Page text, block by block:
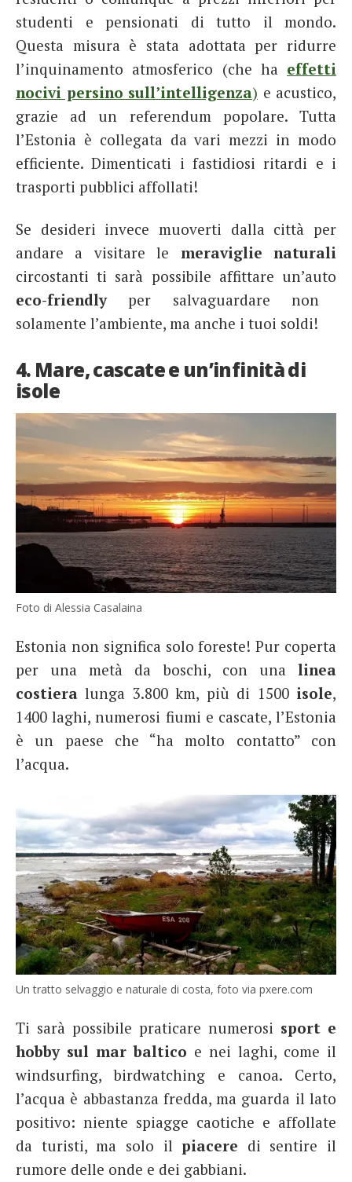
studenti e pensionati di tutto il mondo.
Questa misura è stata adottata per ridurre
l’inquinamento atmosferico (che ha effetti
nocivi persino sull’intelligenza) e acustico,
grazie ad un referendum popolare. Tutta
l’Estonia è collegata da vari mezzi in modo
efficiente. Dimenticati i fastidiosi ritardi e i
trasporti pubblici affollati!
Se desideri invece muoverti dalla città per
andare a visitare le meraviglie naturali
circostanti ti sarà possibile affittare un’auto
eco-friendlyper salvaguardare non
solamente l’ambiente, ma anche i tuoi soldi!
4. Mare, cascate e un’infinità di
isole
Foto di Alessia Casalaina
Estonia non significa solo foreste! Pur coperta
per una metà da boschi, con una linea
costiera lunga 3.800 km, più di 1500 isole,
1400 laghi, numerosi fiumi e cascate, l’Estonia
è un paese che “ha molto contatto” con
l’acqua.
Un tratto selvaggio e naturale di costa, foto via pxere.com
Ti sarà possibile praticare numerosi sport e
hobby sul mar baltico e nei laghi, come il
windsurfing, birdwatching e canoa. Certo,
l’acqua è abbastanza fredda, ma guarda il lato
positivo: niente spiagge caotiche e affollate
da turisti, ma solo il piacere di sentire il
rumore delle onde e dei gabbiani.